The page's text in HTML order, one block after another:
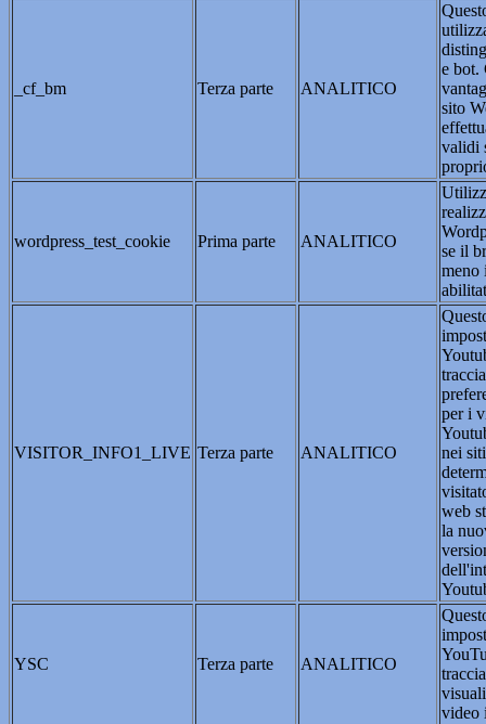
_cf_bm Terza parte ANALITICO
e bot.
sito
validi
wordpress_test_cookie Prima parte ANALITICO
se il
meno
VISITOR_INFO1_LIVE Terza parte ANALITICO
per i
nei
web
la
YSC Terza parte ANALITICO
video